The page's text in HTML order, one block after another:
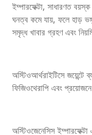
ইম্পারফেক্টা, সাধারণত
ঘনত্ব কমে যায়, ফলে হাড়
সমৃদ্ধ খাবার গ্রহণ এবং
অস্টিওআর্থরাইটিসে
ফিজিওথেরাপি এবং প্রয়োজনে
অস্টিওজেনেসিস